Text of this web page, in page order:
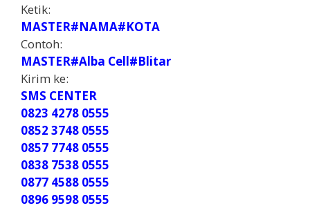
Ketik:
MASTER#NAMA#KOTA
Contoh:
MASTER#Alba Cell#Blitar
Kirim ke:
SMS CENTER
0823 4278 0555
0852 3748 0555
0857 7748 0555
0838 7538 0555
0877 4588 0555
0896 9598 0555